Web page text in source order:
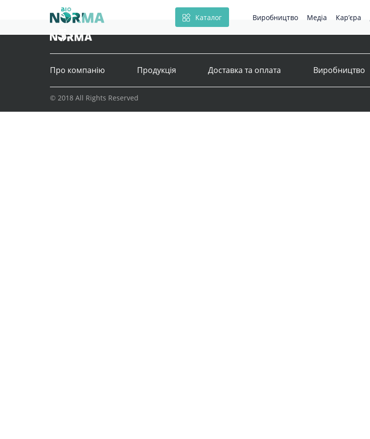
Каталог Виробництво Медіа Кар’єра
Про компанію Продукція Доставка та оплата Виробництво
© 2018 All Rights Reserved